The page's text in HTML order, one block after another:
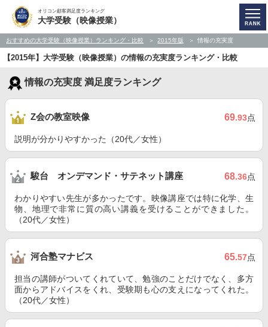
オリコン顧客満足度ランキング
大学受験（映像授業）
おすすめの大学受験（映像授業）ランキング・比較 2015年版 情報の充実度
【2015年】大学受験（映像授業）の情報の充実度ランキング・比較
情報の充実度 満足度ランキング
Z会の教室映像 69.93点
説明が分かりやすかった（20代／女性）
駿台 オンデマンド・サテネット講座 68.36点
わかりやすい先生が多かったです。映像講座では特に化学、生
物、地理で非常に質の高い講義を受けることができました。
（20代／女性）
河合塾マナビス 65.57点
担当の講師がついてくれていて、勉強のことだけでなく、多方
面からアドバイスをくれ、受験期も心の支えになってくれた。
（20代／女性）